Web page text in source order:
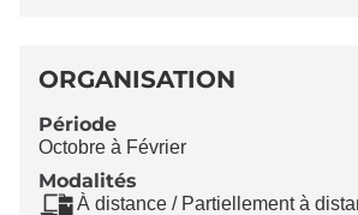
ORGANISATION
Période
Octobre à Février
Modalités
À distance / Partiellement à